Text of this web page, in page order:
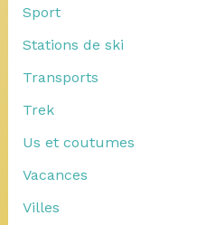
Sport
Stations de ski
Transports
Trek
Us et coutumes
Vacances
Villes